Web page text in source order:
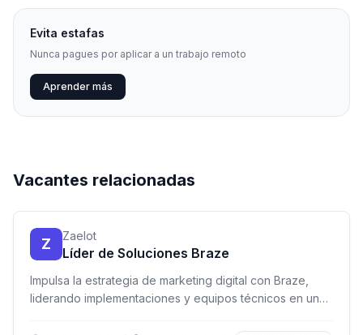
Evita estafas
Nunca pagues por aplicar a un trabajo remoto
Aprender más
Vacantes relacionadas
Z Zaelot
Líder de Soluciones Braze
Impulsa la estrategia de marketing digital con Braze,
liderando implementaciones y equipos técnicos en un